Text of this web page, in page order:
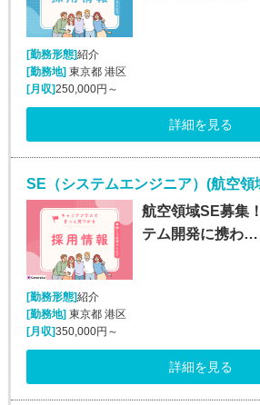
[勤務形態]紹介
[勤務地]東京都 港区
[月収]250,000円～
詳細を見る
航空領域SE募集
テム開発に携わ…
[勤務形態]紹介
[勤務地] 東京都 港区
[月収]350,000円～
詳細を見る